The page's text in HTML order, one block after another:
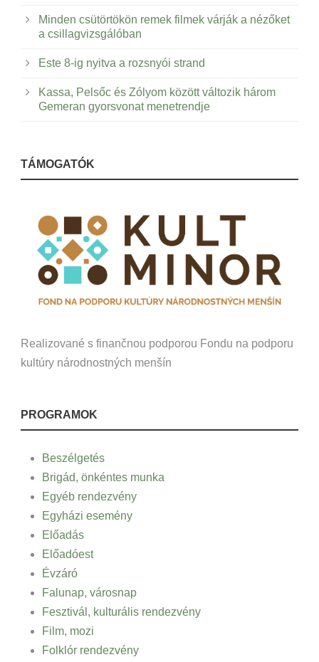
Minden csütörtökön remek filmek várják a nézőket
a csillagvizsgálóban
Este 8-ig nyitva a rozsnyói strand
Kassa, Pelsőc és Zólyom között változik három
Gemeran gyorsvonat menetrendje
TÁMOGATÓK
Realizované s finančnou podporou Fondu na podporu
kultúry národnostných menšín
PROGRAMOK
Beszélgetés
Brigád, önkéntes munka
Egyéb rendezvény
Egyházi esemény
Előadás
Előadóest
Évzáró
Falunap, városnap
Fesztivál, kulturális rendezvény
Film, mozi
Folklór rendezvény